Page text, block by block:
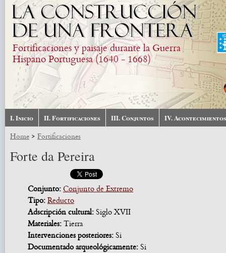
Skip to main content
Fortificaciones y paisaje durante la Guerra
Hispano Portuguesa (1640 - 1668)
I. Inicio II. Fortificaciones III. Conjuntos
IV. Acontecimientos
Home > Fortificaciones
Forte da Pereira
Conjunto: Conjunto de Extremo
Tipo: Reducto
Adscripción cultural: Siglo XVII
Materiales: Tierra
Intervenciones posteriores: Si
Documentado arqueológicamente: Si